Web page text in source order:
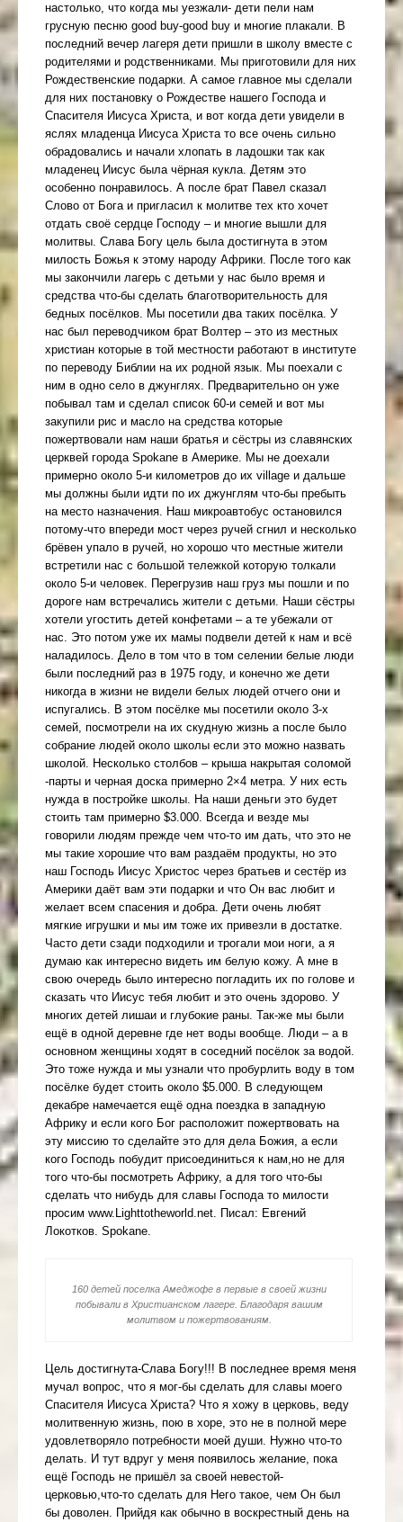
настолько, что когда мы уезжали- дети пели нам
грусную песню good buy-good buy и многие плакали. В
последний вечер лагеря дети пришли в школу вместе с
родителями и родственниками. Мы приготовили для них
Рождественские подарки. А самое главное мы сделали
для них постановку о Рождестве нашего Господа и
Спасителя Иисуса Христа, и вот когда дети увидели в
яслях младенца Иисуса Христа то все очень сильно
обрадовались и начали хлопать в ладошки так как
младенец Иисус была чёрная кукла. Детям это
особенно понравилось. А после брат Павел сказал
Слово от Бога и пригласил к молитве тех кто хочет
отдать своё сердце Господу – и многие вышли для
молитвы. Слава Богу цель была достигнута в этом
милость Божья к этому народу Африки. После того как
мы закончили лагерь с детьми у нас было время и
средства что-бы сделать благотворительность для
бедных посёлков. Мы посетили два таких посёлка. У
нас был переводчиком брат Волтер – это из местных
христиан которые в той местности работают в институте
по переводу Библии на их родной язык. Мы поехали с
ним в одно село в джунглях. Предварительно он уже
побывал там и сделал список 60-и семей и вот мы
закупили рис и масло на средства которые
пожертвовали нам наши братья и сёстры из славянских
церквей города Spokane в Америке. Мы не доехали
примерно около 5-и километров до их village и дальше
мы должны были идти по их джунглям что-бы пребыть
на место назначения. Наш микроавтобус остановился
потому-что впереди мост через ручей сгнил и несколько
брёвен упало в ручей, но хорошо что местные жители
встретили нас с большой тележкой которую толкали
около 5-и человек. Перегрузив наш груз мы пошли и по
дороге нам встречались жители с детьми. Наши сёстры
хотели угостить детей конфетами – а те убежали от
нас. Это потом уже их мамы подвели детей к нам и всё
наладилось. Дело в том что в том селении белые люди
были последний раз в 1975 году, и конечно же дети
никогда в жизни не видели белых людей отчего они и
испугались. В этом посёлке мы посетили около 3-х
семей, посмотрели на их скудную жизнь а после было
собрание людей около школы если это можно назвать
школой. Несколько столбов – крыша накрытая соломой
-парты и черная доска примерно 2×4 метра. У них есть
нужда в постройке школы. На наши деньги это будет
стоить там примерно $3.000. Всегда и везде мы
говорили людям прежде чем что-то им дать, что это не
мы такие хорошие что вам раздаём продукты, но это
наш Господь Иисус Христос через братьев и сестёр из
Америки даёт вам эти подарки и что Он вас любит и
желает всем спасения и добра. Дети очень любят
мягкие игрушки и мы им тоже их привезли в достатке.
Часто дети сзади подходили и трогали мои ноги, а я
думаю как интересно видеть им белую кожу. А мне в
свою очередь было интересно погладить их по голове и
сказать что Иисус тебя любит и это очень здорово. У
многих детей лишаи и глубокие раны. Так-же мы были
ещё в одной деревне где нет воды вообще. Люди – а в
основном женщины ходят в соседний посёлок за водой.
Это тоже нужда и мы узнали что пробурлить воду в том
посёлке будет стоить около $5.000. В следующем
декабре намечается ещё одна поездка в западную
Африку и если кого Бог расположит пожертвовать на
эту миссию то сделайте это для дела Божия, а если
кого Господь побудит присоединиться к нам,но не для
того что-бы посмотреть Африку, а для того что-бы
сделать что нибудь для славы Господа то милости
просим www.Lighttotheworld.net. Писал: Евгений
Локотков. Spokane.
160 детей поселка Амеджофе в первые в своей жизни
побывали в Христианском лагере. Благодаря вашим
молитвом и пожертвованиям.
Цель достигнута-Слава Богу!!! В последнее время меня
мучал вопрос, что я мог-бы сделать для славы моего
Спасителя Иисуса Христа? Что я хожу в церковь, веду
молитвенную жизнь, пою в хоре, это не в полной мере
удовлетворяло потребности моей души. Нужно что-то
делать. И тут вдруг у меня появилось желание, пока
ещё Господь не пришёл за своей невестой-
церковью,что-то сделать для Него такое, чем Он был
бы доволен. Прийдя как обычно в воскрестный день на